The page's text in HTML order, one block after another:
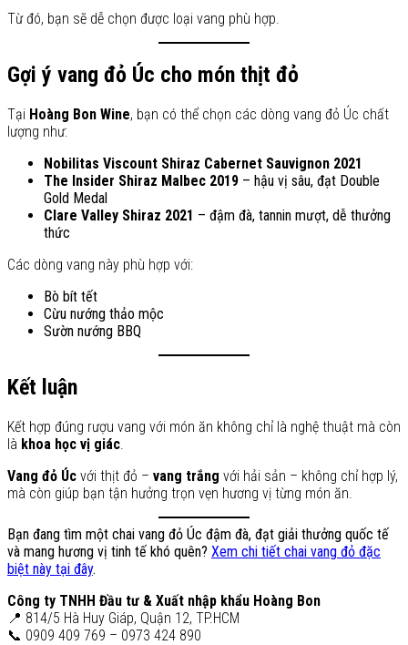
Từ đó, bạn sẽ dễ chọn được loại vang phù hợp.
Gợi ý vang đỏ Úc cho món thịt đỏ
Tại Hoàng Bon Wine, bạn có thể chọn các dòng vang đỏ Úc chất
lượng như:
Nobilitas Viscount Shiraz Cabernet Sauvignon 2021
The Insider Shiraz Malbec 2019 – hậu vị sâu, đạt Double
Gold Medal
Clare Valley Shiraz 2021 – đậm đà, tannin mượt, dễ thưởng
thức
Các dòng vang này phù hợp với:
Bò bít tết
Cừu nướng thảo mộc
Sườn nướng BBQ
Kết luận
Kết hợp đúng rượu vang với món ăn không chỉ là nghệ thuật mà còn
là khoa học vị giác.
Vang đỏ Úc với thịt đỏ – vang trắng với hải sản – không chỉ hợp lý,
mà còn giúp bạn tận hưởng trọn vẹn hương vị từng món ăn.
Bạn đang tìm một chai vang đỏ Úc đậm đà, đạt giải thưởng quốc tế
và mang hương vị tinh tế khó quên? Xem chi tiết chai vang đỏ đặc
biệt này tại đây.
Công ty TNHH Đầu tư & Xuất nhập khẩu Hoàng Bon
📍 814/5 Hà Huy Giáp, Quận 12, TP.HCM
📞 0909 409 769 – 0973 424 890